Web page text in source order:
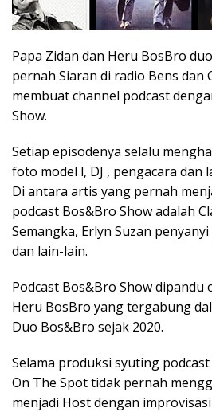
Papa Zidan dan Heru BosBro
pernah Siaran di radio Bens dan
membuat channel podcast
Show.
Setiap episodenya selalu
foto model l, DJ , pengacara dan
Di antara artis yang pernah
podcast Bos&Bro Show adalah
Semangka, Erlyn Suzan
dan lain-lain.
Podcast Bos&Bro Show dipandu
Heru BosBro yang tergabung
Duo Bos&Bro sejak 2020.
Selama produksi syuting
On The Spot tidak pernah
menjadi Host dengan